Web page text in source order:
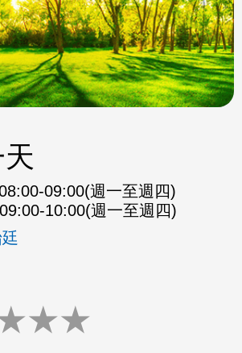
09:00(週一至週四)
10:00(週一至週四)
★★